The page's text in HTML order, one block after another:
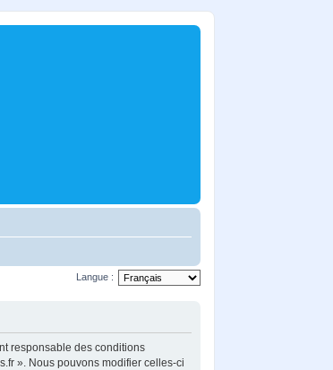
Langue :
responsable des conditions
». Nous pouvons modifier celles-ci